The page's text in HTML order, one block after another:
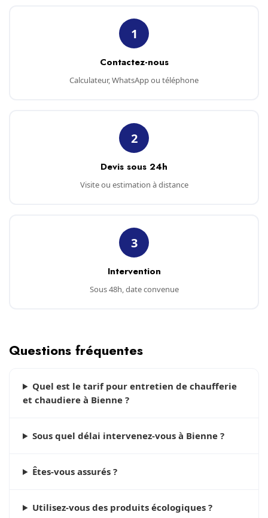
1
Contactez-nous
Calculateur, WhatsApp ou téléphone
2
Devis sous 24h
Visite ou estimation à distance
3
Intervention
Sous 48h, date convenue
Questions fréquentes
Quel est le tarif pour entretien de chaufferie
et chaudiere à Bienne ?
Sous quel délai intervenez-vous à Bienne ?
Êtes-vous assurés ?
Utilisez-vous des produits écologiques ?